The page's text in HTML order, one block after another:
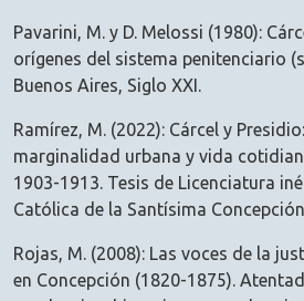
Pavarini, M. y D. Melossi (1980):
orígenes del sistema penitenciario
Buenos Aires, Siglo XXI.
Ramírez, M. (2022): Cárcel y
marginalidad urbana y vida
1903-1913. Tesis de Licenciatura
Católica de la Santísima
Rojas, M. (2008): Las voces de la
en Concepción (1820-1875).